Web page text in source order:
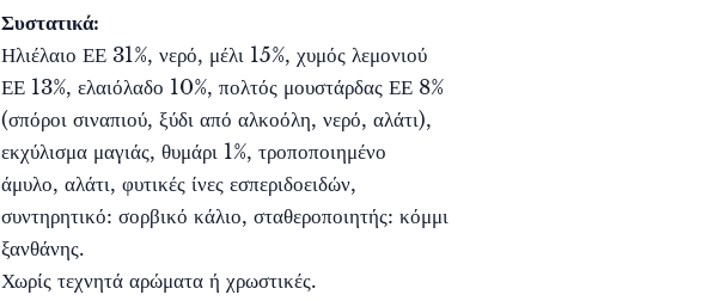
Συστατικά:
Ηλιέλαιο ΕΕ 31%, νερό, μέλι 15%, χυμός λεμονιού
ΕΕ 13%, ελαιόλαδο 10%, πολτός μουστάρδας ΕΕ 8%
(σπόροι σιναπιού, ξύδι από αλκοόλη, νερό, αλάτι),
εκχύλισμα μαγιάς, θυμάρι 1%, τροποποιημένο
άμυλο, αλάτι, φυτικές ίνες εσπεριδοειδών,
συντηρητικό: σορβικό κάλιο, σταθεροποιητής: κόμμι
ξανθάνης.
Χωρίς τεχνητά αρώματα ή χρωστικές.